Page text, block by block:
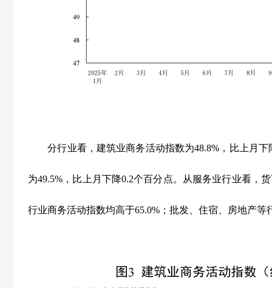
分行业看，建筑业商务活动指数为48.8% ，比上月下
为49.5% ，比上月下降0.2个百分点。从服务业行业看，
行业商务活动指数均高于65.0% ；批发、住宿、房地产